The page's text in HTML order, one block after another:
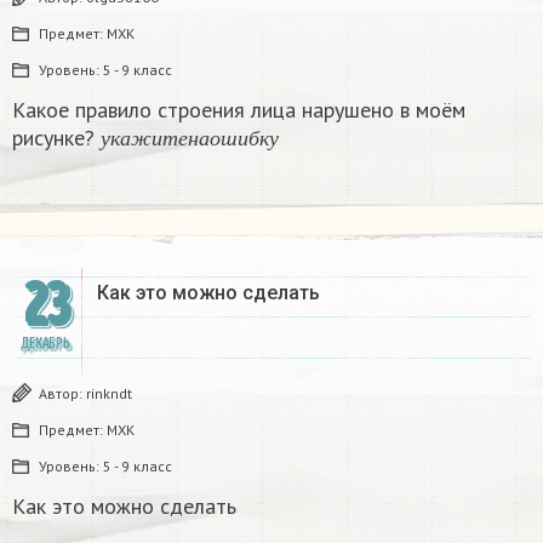
Предмет: МХК
Уровень: 5 - 9 класс
Какое правило строения лица нарушено в моём
рисунке?
у ка ж и т е н а о ш и б к у
укаж итенаошибку
23
ДЕКАБРЬ
Как это можно сделать
Автор: rinkndt
Предмет: МХК
Уровень: 5 - 9 класс
Как это можно сделать